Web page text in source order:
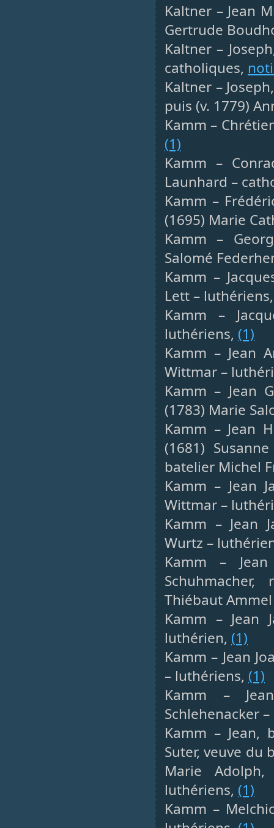
Kaltner – Jean
Gertrude
Kaltner –
catholiques,
Kaltner –
puis (v. 1779)
Kamm –
(1)
Kamm –
Launhard –
Kamm –
(1695) Marie
Kamm –
Salomé
Kamm –
Lett –
Kamm –
luthériens, (1)
Kamm – Jean
Wittmar –
Kamm – Jean
(1783) Marie
Kamm – Jean
(1681)
batelier Michel
Kamm – Jean
Wittmar –
Kamm – Jean
Wurtz –
Kamm –
Thiébaut
Kamm – Jean
luthérien, (1)
Kamm – Jean
– luthériens, (1)
Kamm –
Schlehenacker
Kamm – Jean,
Suter, veuve du
Marie
luthériens, (1)
Kamm –